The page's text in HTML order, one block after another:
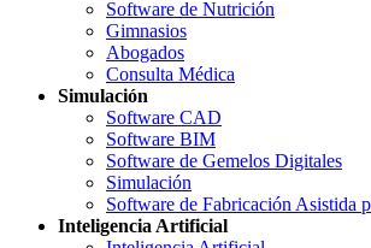
Software de Nutrición
Gimnasios
Abogados
Consulta Médica
Simulación
Software CAD
Software BIM
Software de Gemelos Digitales
Simulación
Software de Fabricación Asistida
Inteligencia Artificial